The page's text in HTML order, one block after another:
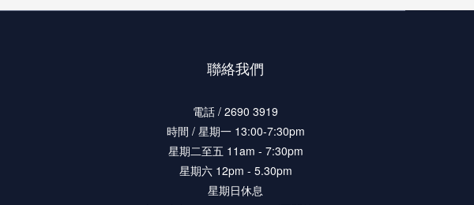
聯絡我們
電話 / 2690 3919
時間 / 星期一 13:00-7:30pm
星期二至五 11am - 7:30pm
星期六 12pm - 5.30pm
星期日休息